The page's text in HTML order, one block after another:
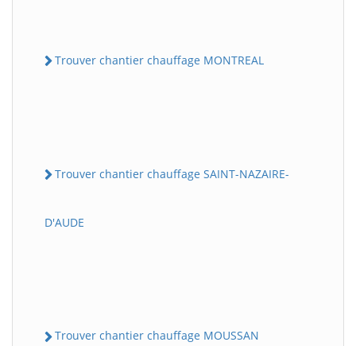
Trouver chantier chauffage MONTREAL
Trouver chantier chauffage SAINT-NAZAIRE-
D'AUDE
Trouver chantier chauffage MOUSSAN